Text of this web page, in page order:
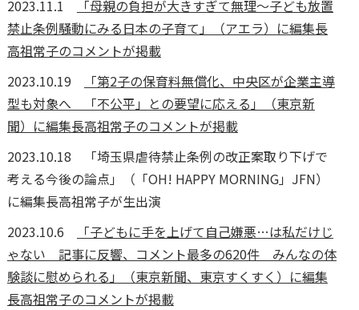
2023.11.1
「母親の負担が大きすぎて無理～子ども放置
禁止条例騒動にみる日本の子育て」（アエラ）に編集長
高祖常子のコメントが掲載
2023.10.19
「第2子の保育料無償化、中央区が企業主導
型も対象へ 「不公平」との要望に応える」（東京新
聞）に編集長高祖常子のコメントが掲載
2023.10.18 「埼玉県虐待禁止条例の改正案取り下げで
考える今後の論点」（「OH! HAPPY MORNING」JFN）
に編集長高祖常子が生出演
2023.10.6
「子どもに手を上げて自己嫌悪…は私だけじ
ゃない 記事に反響、コメント最多の620件 みんなの体
験談に慰められる」（東京新聞、東京すくすく）に編集
長高祖常子のコメントが掲載